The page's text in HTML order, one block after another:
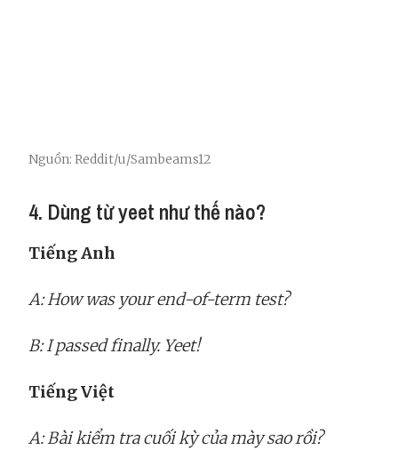
Nguồn: Reddit/u/Sambeams12
4. Dùng từ yeet như thế nào?
Tiếng Anh
A: How was your end-of-term test?
B: I passed finally. Yeet!
Tiếng Việt
A: Bài kiểm tra cuối kỳ của mày sao rồi?